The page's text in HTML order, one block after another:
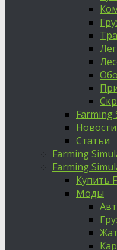
Farming
Новости
Статьи
Farming
Farming
Купить
Моды